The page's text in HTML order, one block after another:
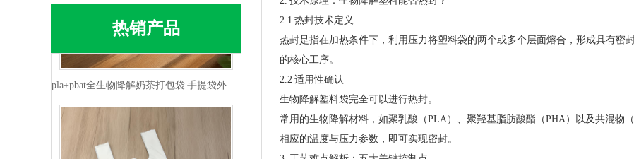
热销产品
2.1 热封技术定义
热封是指在加热条件下，利用压力将塑料袋的两个或多个层面熔合，形成具有密
的核心工序。
2.2 适用性确认
生物降解塑料袋完全可以进行热封。
常用的生物降解材料，如聚乳酸（PLA）、聚羟基脂肪酸酯（PHA）以及共混物
相应的温度与压力参数，即可实现密封。